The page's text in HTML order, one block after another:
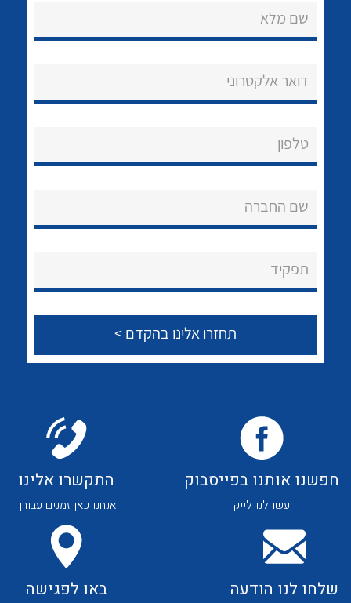
הצוות שלנו
שאלות ותשובות
שירותי תמיכה
צור קשר
לכל מוצרי היצרן לכל מוצרי היצרן
לכל מוצרי היצרן
לכל מוצרי היצרן לכל מוצרי היצרן
שם מלא
דואר אלקטרוני
טלפון
שם החברה
תפקיד
חפשנו אותנו בפייסבוק
עשו לנו לייק
התקשרו אלינו
אנחנו כאן זמנים עבורך
שלחו לנו הודעה באו לפגישה